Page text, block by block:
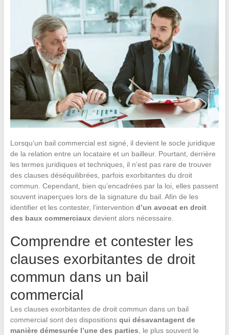
Lorsqu’un bail commercial est signé, il devient le socle juridique
de la relation entre un locataire et un bailleur. Pourtant, derrière
les termes juridiques et techniques, il n’est pas rare de trouver
des clauses déséquilibrées, parfois exorbitantes du droit
commun. Cependant, bien qu’encadrées par la loi, elles passent
souvent inaperçues lors de la signature du bail. Afin de les
identifier et les contester, l’intervention d’un avocat en droit
des baux commerciauxdevient alors nécessaire.
Comprendre et contester les
clauses exorbitantes de droit
commun dans un bail
commercial
Les clauses exorbitantes de droit commun dans un bail
commercial sont des dispositions qui désavantagent de
manière démesurée l’une des parties , le plus souvent le